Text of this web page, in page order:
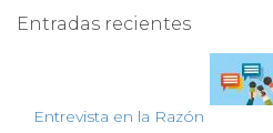
Entradas recientes
Entrevista en la Razón